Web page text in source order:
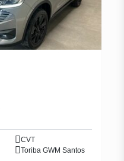
CVT
Toriba GWM Santos